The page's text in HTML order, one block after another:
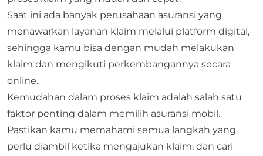
Saat ini ada banyak perusahaan asuransi yang
menawarkan layanan klaim melalui platform digital,
sehingga kamu bisa dengan mudah melakukan
klaim dan mengikuti perkembangannya secara
online.
Kemudahan dalam proses klaim adalah salah satu
faktor penting dalam memilih asuransi mobil.
Pastikan kamu memahami semua langkah yang
perlu diambil ketika mengajukan klaim, dan cari